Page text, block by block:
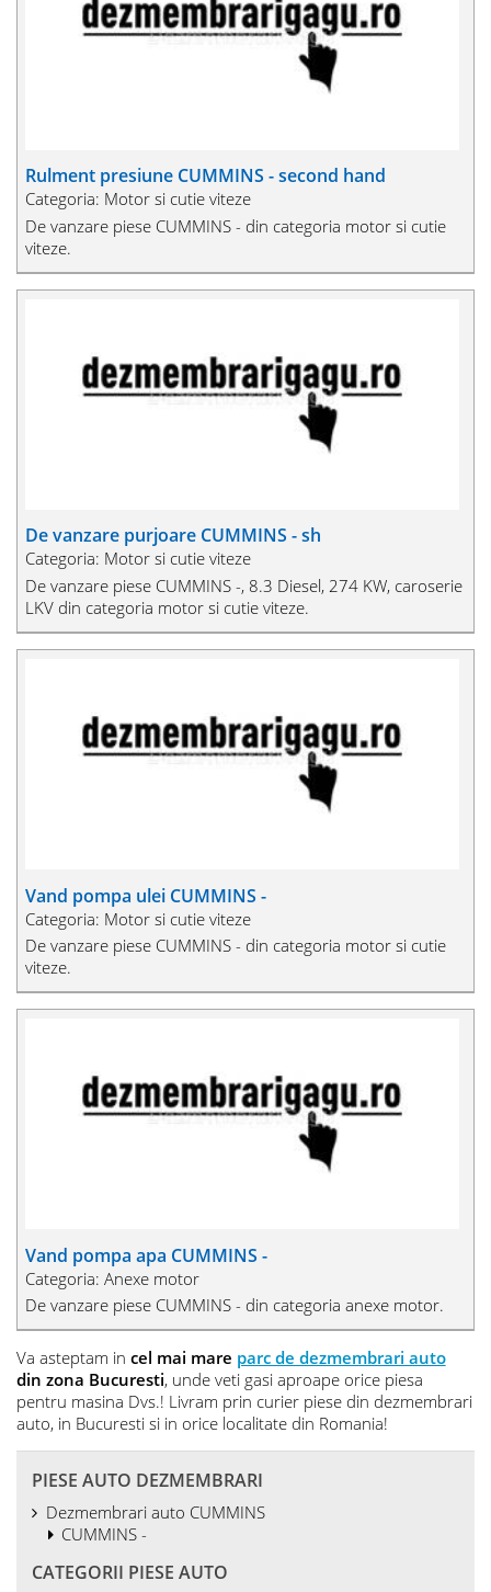
Rulment presiune CUMMINS - second hand
Categoria: Motor si cutie viteze
De vanzare piese CUMMINS - din categoria motor si cutie
viteze.
De vanzare purjoare CUMMINS - sh
Categoria: Motor si cutie viteze
De vanzare piese CUMMINS -, 8.3 Diesel, 274 KW, caroserie
LKV din categoria motor si cutie viteze.
Vand pompa ulei CUMMINS -
Categoria: Motor si cutie viteze
De vanzare piese CUMMINS - din categoria motor si cutie
viteze.
Vand pompa apa CUMMINS -
Categoria: Anexe motor
De vanzare piese CUMMINS - din categoria anexe motor.
Va asteptam in cel mai mare parc de dezmembrari auto
din zona Bucuresti, unde veti gasi aproape orice piesa
pentru masina Dvs.! Livram prin curier piese din dezmembrari
auto, in Bucuresti si in orice localitate din Romania!
PIESE AUTO DEZMEMBRARI
Dezmembrari auto CUMMINS
CUMMINS -
CATEGORII PIESE AUTO